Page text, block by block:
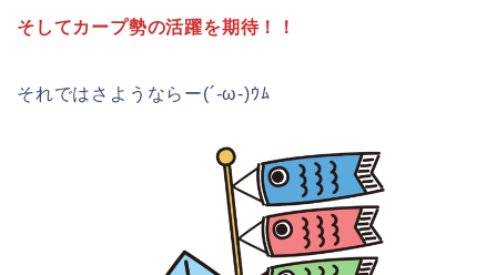
そしてカープ勢の活躍を期待！！
それではさようならー(´-ω-)ｳﾑ